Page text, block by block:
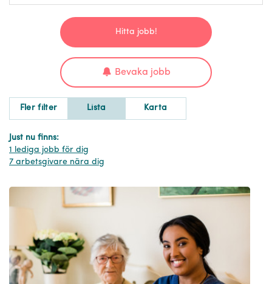
Hitta jobb!
Bevaka jobb
Fler filter Lista Karta
Just nu finns:
1 lediga jobb för dig
7 arbetsgivare nära dig